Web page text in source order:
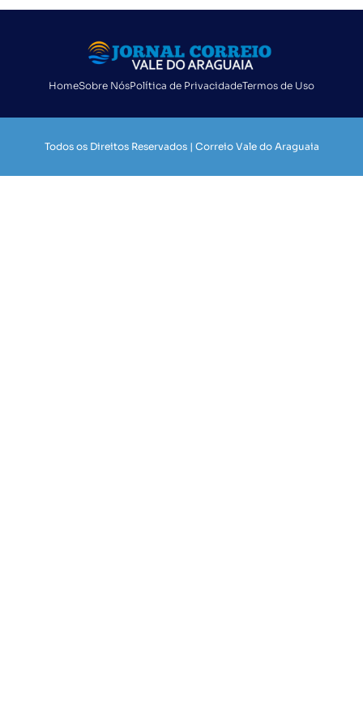
HomeSobre NósPolítica de PrivacidadeTermos de Uso
Todos os Direitos Reservados | Correio Vale do Araguaia